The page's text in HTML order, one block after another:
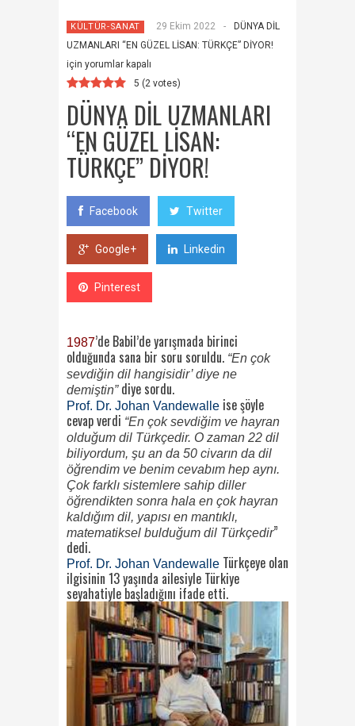
KÜLTÜR-SANAT 29 Ekim 2022 -
DÜNYA DİL
UZMANLARI “EN GÜZEL LİSAN: TÜRKÇE” DİYOR!
için yorumlar kapalı
5 (2 votes)
DÜNYA DİL UZMANLARI
“EN GÜZEL LİSAN:
TÜRKÇE” DİYOR!
Facebook Twitter
Google+ Linkedin
Pinterest
1987’de Babil’de yarışmada birinci
olduğunda sana bir soru soruldu. “En çok
sevdiğin dil hangisidir’ diye ne
demiştin”diye sordu.
Prof. Dr. Johan Vandewalle ise şöyle
cevap verdi “En çok sevdiğim ve hayran
olduğum dil Türkçedir. O zaman 22 dil
biliyordum, şu an da 50 civarın da dil
öğrendim ve benim cevabım hep aynı.
Çok farklı sistemlere sahip diller
öğrendikten sonra hala en çok hayran
kaldığım dil, yapısı en mantıklı,
matematiksel bulduğum dil Türkçedir”
dedi.
Prof. Dr. Johan Vandewalle Türkçeye olan
ilgisinin 13 yaşında ailesiyle Türkiye
seyahatiyle başladığını ifade etti.